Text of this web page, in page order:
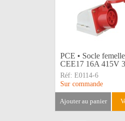
PCE • Socle
CEE17 16A 415V
Réf: E0114-6
Sur commande
ajouter au panier